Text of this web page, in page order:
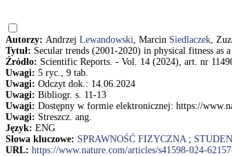
Autorzy: Andrzej Lewandowski, Marcin Siedlaczek,
Tytuł: Secular trends (2001-2020) in physical fitness
Źródło: Scientific Reports. - Vol. 14 (2024), art. nr
Uwagi: 5 ryc., 9 tab.
Uwagi: Odczyt dok.: 14.06.2024
Uwagi: Bibliogr. s. 11-13
Uwagi: Dostępny w formie elektronicznej: https://
Uwagi: Streszcz. ang.
Język: ENG
Słowa kluczowe: SPRAWNOŚĆ FIZYCZNA;
URL: https://www.nature.com/articles/s41598-024-